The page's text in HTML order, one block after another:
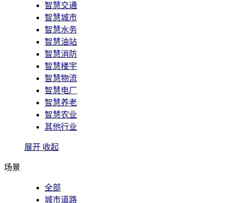
智慧交通
智慧城市
智慧水务
智慧油站
智慧消防
智慧楼宇
智慧物流
智慧电厂
智慧养老
智慧农业
其他行业
展开 收起
场景
全部
城市道路